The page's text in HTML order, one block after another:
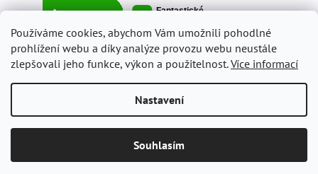
Používáme cookies, abychom Vám umožnili pohodlné
prohlížení webu a díky analýze provozu webu neustále
zlepšovali jeho funkce, výkon a použitelnost.Více informací
Nastavení
Souhlasím
Copyright 2026ItalyShop.cz. Všechna práva vyhrazena.Upravit
nastavení cookies